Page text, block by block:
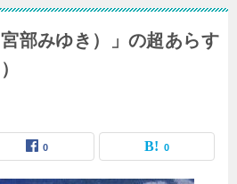
部みゆき）」の超あらす
0 0